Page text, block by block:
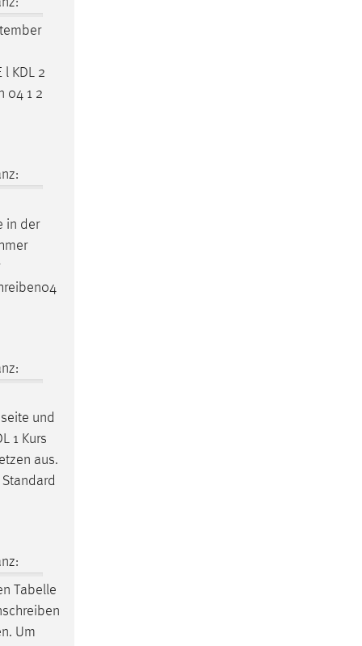
l KDL 2
04 1 2
in der
und
1 Kurs
aus.
Tabelle
Um